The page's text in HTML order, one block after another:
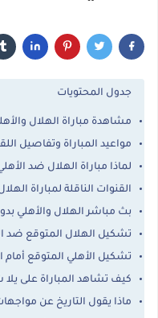
جدول المحتويات
مشاهدة مباراة الهلال
مواعيد المباراة وتفاصيل
لماذا مباراة الهلال ضد
القنوات الناقلة لمباراة
بث مباشر الهلال والأهلي
تشكيل الهلال المتوقع ضد
تشكيل الأهلي المتوقع أمام
كيف تشاهد المباراة على
ماذا يقول التاريخ عن